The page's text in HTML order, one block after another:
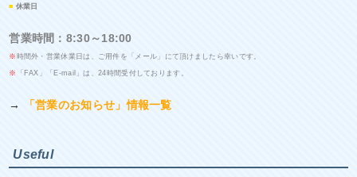
■ 休業日
営業時間：8:30～18:00
※ 時間外・営業休業日は、ご用件を「メール」にて頂けましたら幸いです。
※ 「FAX」「E-mail」は、24時間受付しております。
→ 「営業のお知らせ」情報一覧
Useful